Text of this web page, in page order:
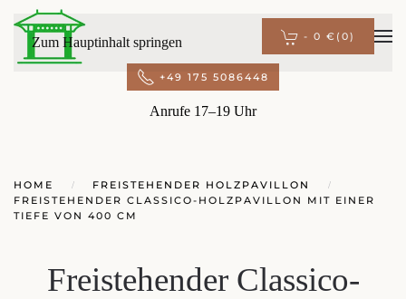
Zum Hauptinhalt springen - 0 € (0)
+49 175 5086448
Anrufe 17–19 Uhr
HOME
FREISTEHENDER HOLZPAVILLON
FREISTEHENDER CLASSICO-HOLZPAVILLON MIT EINER
TIEFE VON 400 CM
Freistehender Classico-